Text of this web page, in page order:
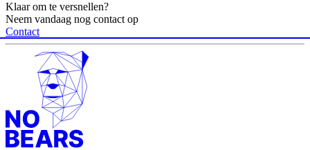
Klaar om te versnellen?
Neem vandaag nog contact op
Contact